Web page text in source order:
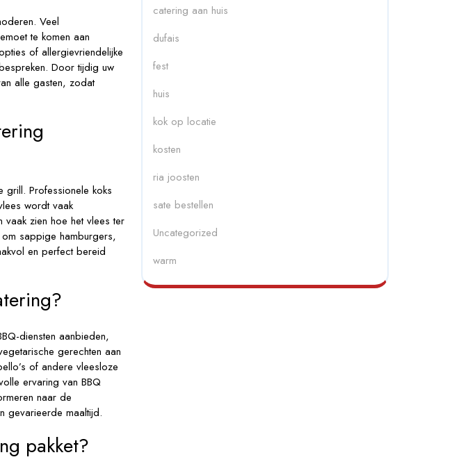
Veel
te komen aan
of allergievriendelijke
Door tijdig uw
alle gasten, zodat
grill. Professionele koks
wordt vaak
vaak zien hoe het vlees ter
sappige hamburgers,
en perfect bereid
diensten aanbieden,
gerechten aan
of andere vleesloze
ervaring van BBQ
naar de
gevarieerde maaltijd.
pakket?
catering aan huis
dufais
fest
huis
kok op locatie
kosten
ria joosten
sate bestellen
Uncategorized
warm